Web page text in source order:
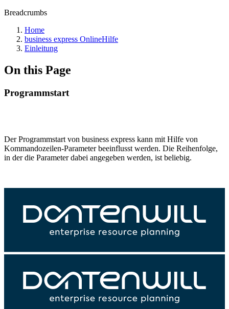
Breadcrumbs
Home
business express OnlineHilfe
Einleitung
On this Page
Programmstart
Der Programmstart von business express kann mit Hilfe von
Kommandozeilen-Parameter beeinflusst werden. Die Reihenfolge,
in der die Parameter dabei angegeben werden, ist beliebig.